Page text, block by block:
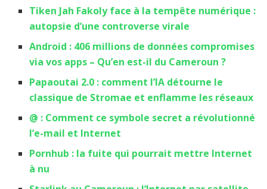
Tiken Jah Fakoly face à la tempête numérique :
autopsie d’une controverse virale
Android : 406 millions de données compromises
via vos apps – Qu’en est-il du Cameroun ?
Papaoutai 2.0 : comment l’IA détourne le
classique de Stromae et enflamme les réseaux
@ : Comment ce symbole secret a révolutionné
l’e-mail et Internet
Pornhub : la fuite qui pourrait mettre Internet
à nu